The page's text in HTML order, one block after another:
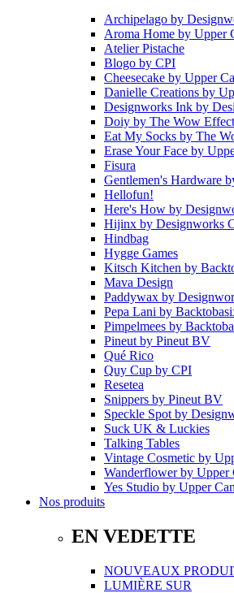
Archipelago by
Aroma Home by Upper
Atelier Pistache
Blogo by CPI
Cheesecake by Upper
Danielle Creations by
Designworks Ink by
Doiy by The Wow
Eat My Socks by The
Erase Your Face by
Fisura
Gentlemen's Hardware
Hellofun!
Here's How by
Hijinx by Designworks
Hindbag
Hygge Games
Kitsch Kitchen by
Mava Design
Paddywax by
Pepa Lani by
Pimpelmees by
Pineut by Pineut BV
Qué Rico
Quy Cup by CPI
Resetea
Snippers by Pineut BV
Speckle Spot by
Suck UK & Luckies
Talking Tables
Vintage Cosmetic by
Wanderflowerby Upper
Yes Studio by Upper
Nos produits
EN VEDETTE
NOUVEAUX
LUMIÈRE SUR